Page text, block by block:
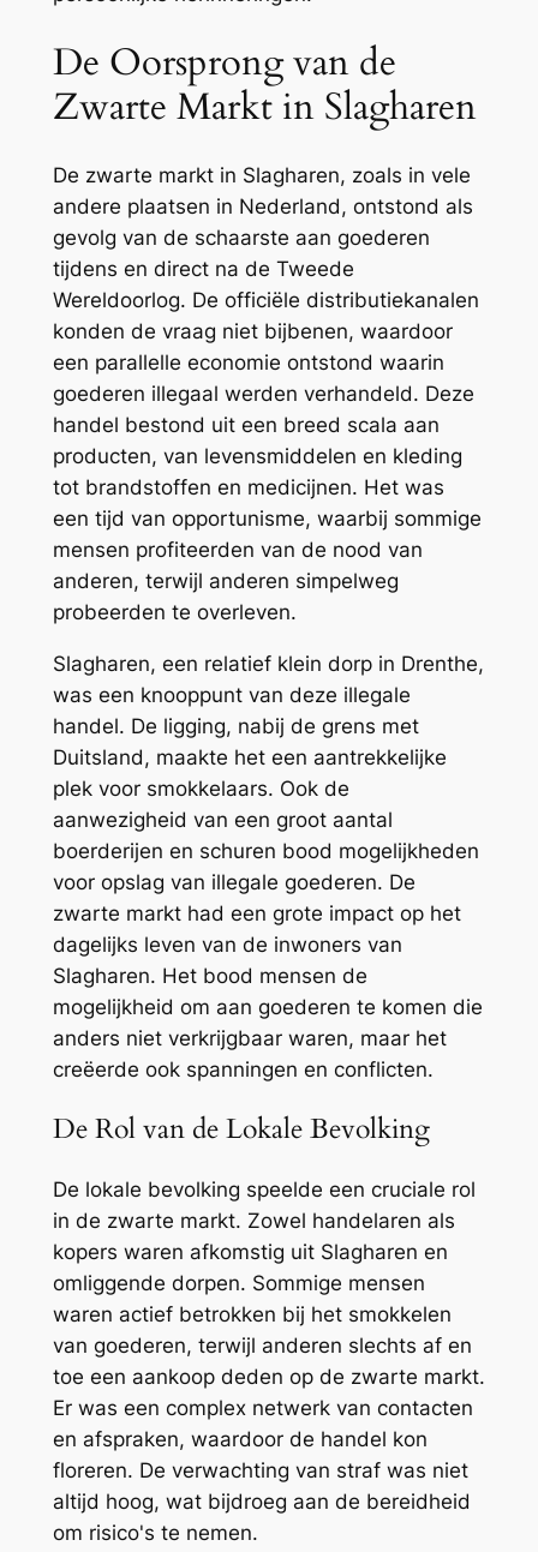
De Oorsprong van de
Zwarte Markt in Slagharen
De zwarte markt in Slagharen, zoals in vele
andere plaatsen in Nederland, ontstond als
gevolg van de schaarste aan goederen
tijdens en direct na de Tweede
Wereldoorlog. De officiële distributiekanalen
konden de vraag niet bijbenen, waardoor
een parallelle economie ontstond waarin
goederen illegaal werden verhandeld. Deze
handel bestond uit een breed scala aan
producten, van levensmiddelen en kleding
tot brandstoffen en medicijnen. Het was
een tijd van opportunisme, waarbij sommige
mensen profiteerden van de nood van
anderen, terwijl anderen simpelweg
probeerden te overleven.
Slagharen, een relatief klein dorp in Drenthe,
was een knooppunt van deze illegale
handel. De ligging, nabij de grens met
Duitsland, maakte het een aantrekkelijke
plek voor smokkelaars. Ook de
aanwezigheid van een groot aantal
boerderijen en schuren bood mogelijkheden
voor opslag van illegale goederen. De
zwarte markt had een grote impact op het
dagelijks leven van de inwoners van
Slagharen. Het bood mensen de
mogelijkheid om aan goederen te komen die
anders niet verkrijgbaar waren, maar het
creëerde ook spanningen en conflicten.
De Rol van de Lokale Bevolking
De lokale bevolking speelde een cruciale rol
in de zwarte markt. Zowel handelaren als
kopers waren afkomstig uit Slagharen en
omliggende dorpen. Sommige mensen
waren actief betrokken bij het smokkelen
van goederen, terwijl anderen slechts af en
toe een aankoop deden op de zwarte markt.
Er was een complex netwerk van contacten
en afspraken, waardoor de handel kon
floreren. De verwachting van straf was niet
altijd hoog, wat bijdroeg aan de bereidheid
om risico's te nemen.